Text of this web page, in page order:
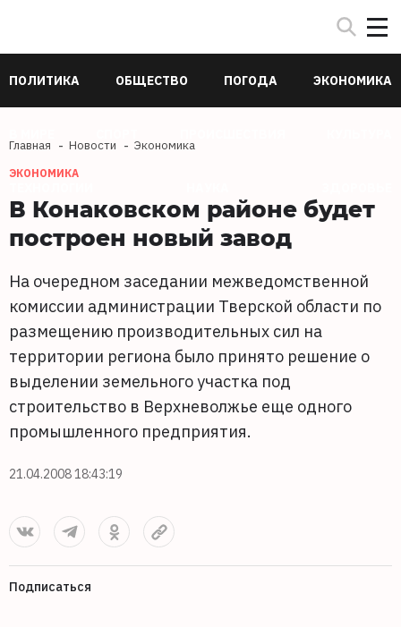
ПОЛИТИКА ОБЩЕСТВО ПОГОДА ЭКОНОМИКА
Главная Новости Экономика
ЭКОНОМИКА
В Конаковском районе будет
построен новый завод
На очередном заседании межведомственной
комиссии администрации Тверской области по
размещению производительных сил на
территории региона было принято решение о
выделении земельного участка под
строительство в Верхневолжье еще одного
промышленного предприятия.
21.04.2008 18:43:19
Подписаться